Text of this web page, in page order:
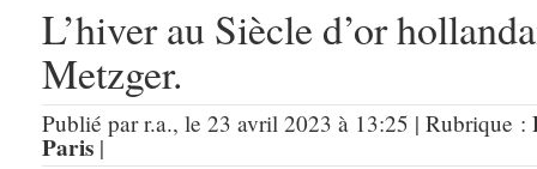
L’hiver au Siècle d’or
Metzger.
Publié par r.a., le 23 avril 2023 à 13:25 | Rubrique :
Paris |